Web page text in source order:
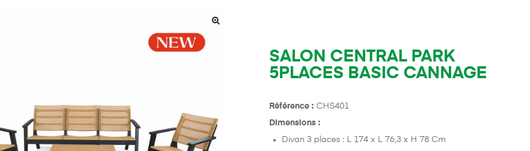
SALON CENTRAL PARK
5PLACES BASIC CANNAGE
Référence : CHS401
Dimensions :
Divan 3 places : L 174 x L 76,3 x H 78 Cm